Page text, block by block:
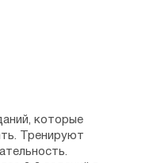
которые
Тренируют